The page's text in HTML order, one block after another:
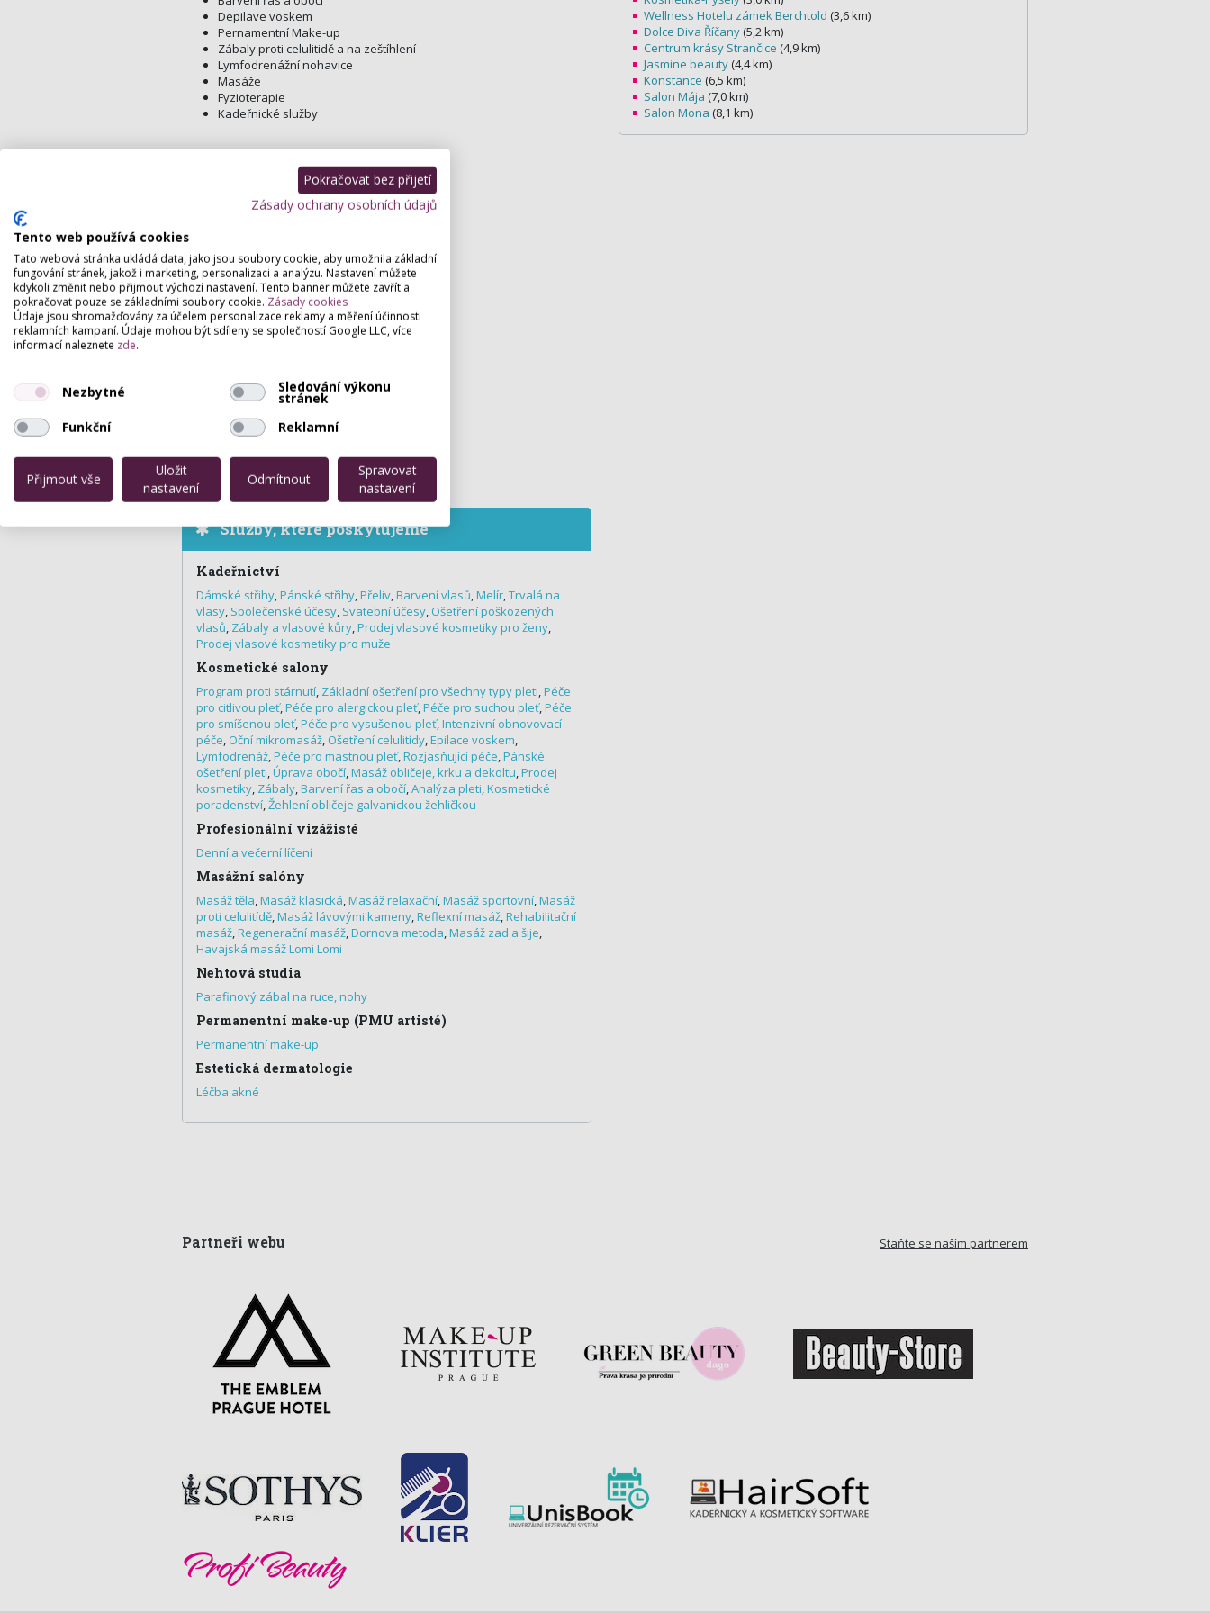
Depilave voskem
Pernamentní Make-up
Zábaly proti celulitidě a na zeštíhlení
Lymfodrenážní nohavice
Masáže
Fyzioterapie
Kadeřnické služby
Služby, které poskytujeme
Kadeřnictví
Dámské střihy,Pánské střihy,Přeliv,Barvení vlasů,Melír,Trvalá na
vlasy, Společenské účesy, Svatební účesy, Ošetření poškozených
vlasů, Zábaly a vlasové kůry,Prodej vlasové kosmetiky pro ženy,
Prodej vlasové kosmetiky pro muže
Kosmetické salony
Program proti stárnutí, Základní ošetření pro všechny typy pleti,Péče
pro citlivou pleť,Péče pro alergickou pleť,Péče pro suchou pleť,Péče
pro smíšenou pleť,Péče pro vysušenou pleť,Intenzivní obnovovací
péče, Oční mikromasáž, Ošetření celulitídy,Epilace voskem,
Lymfodrenáž,Péče pro mastnou pleť,Rozjasňující péče,Pánské
ošetření pleti,Úprava obočí,Masáž obličeje, krku a dekoltu,Prodej
kosmetiky, Zábaly,Barvení řas a obočí,Analýza pleti,Kosmetické
poradenství,Žehlení obličeje galvanickou žehličkou
Profesionální vizážisté
Denní a večerní líčení
Masážní salóny
Masáž těla,Masáž klasická,Masáž relaxační,Masáž sportovní,Masáž
proti celulitídě,Masáž lávovými kameny,Reflexní masáž,Rehabilitační
masáž,Regenerační masáž,Dornova metoda,Masáž zad a šije,
Havajská masáž Lomi Lomi
Nehtová studia
Parafinový zábal na ruce, nohy
Permanentní make-up (PMU artisté)
Permanentní make-up
Estetická dermatologie
Léčba akné
Wellness Hotelu zámek Berchtold (3,6 km)
Dolce Diva Říčany (5,2 km)
Centrum krásy Strančice (4,9 km)
Jasmine beauty (4,4 km)
Konstance (6,5 km)
Salon Mája (7,0 km)
Salon Mona (8,1 km)
Staňte se naším partnerem
Partneři webu
Pokračovat bez přijetí
Zásady ochrany osobních údajů
Tento web používá cookies
Tato webová stránka ukládá data, jako jsou soubory cookie, aby umožnila základní
fungování stránek, jakož i marketing, personalizaci a analýzu. Nastavení můžete
kdykoli změnit nebo přijmout výchozí nastavení. Tento banner můžete zavřít a
pokračovat pouze se základními soubory cookie. Zásady cookies
Údaje jsou shromažďovány za účelem personalizace reklamy a měření účinnosti
reklamních kampaní. Údaje mohou být sdíleny se společností Google LLC, více
informací naleznete zde.
Nezbytné Sledování výkonu
stránek
Funkční
Reklamní
Přijmout vše
Uložit
nastavení
Odmítnout
Spravovat
nastavení